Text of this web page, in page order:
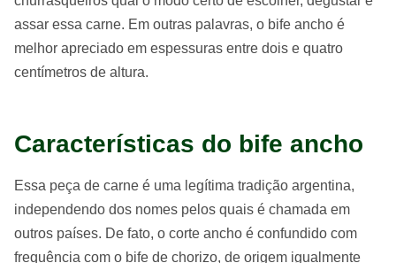
assar essa carne. Em outras palavras, o bife ancho é
melhor apreciado em espessuras entre dois e quatro
centímetros de altura.
Características do bife ancho
Essa peça de carne é uma legítima tradição argentina,
independendo dos nomes pelos quais é chamada em
outros países. De fato, o corte ancho é confundido com
frequência com o bife de chorizo, de origem igualmente